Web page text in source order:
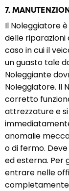
7.
Il Noleggiatore
delle riparazioni
caso in cui il
un guasto tale
Noleggiante
Noleggiatore. Il
corretto
attrezzature e
anomalie
o di fermo.
ed esterna. Per
entrare nelle
completamente